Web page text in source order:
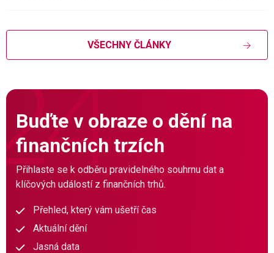
VŠECHNY ČLÁNKY
Buďte v obraze o dění na
finančních trzích
Přihlaste se k odběru pravidelného souhrnu dat a
klíčových událostí z finančních trhů.
Přehled, který vám ušetří čas
Aktuální dění
Jasná data